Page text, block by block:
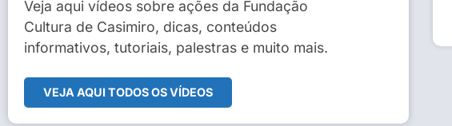
Veja aqui vídeos sobre ações da Fundação
Cultura de Casimiro, dicas, conteúdos
informativos, tutoriais, palestras e muito mais.
VEJA AQUI TODOS OS VÍDEOS
Sidney Macedo de Oliveira
Veja Vídeo Completo